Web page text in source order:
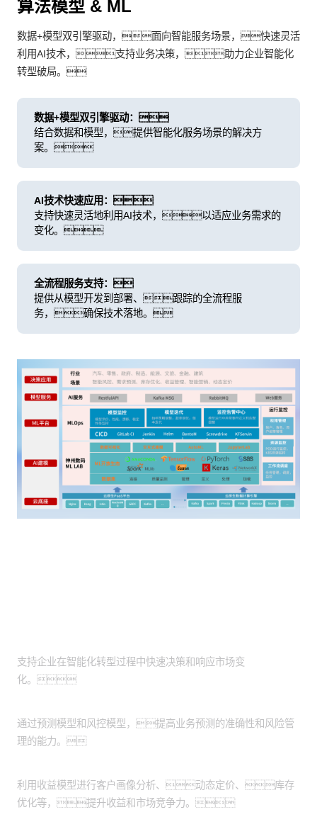
算法模型 & ML
数据+模型双引擎驱动，面向智能服务场景，快速灵活
利用AI技术，支持业务决策，助力企业智能化
转型破局。
数据+模型双引擎驱动：
结合数据和模型，提供智能化服务场景的解决方
案。
AI技术快速应用：
支持快速灵活地利用AI技术，以适应业务需求的
变化。
全流程服务支持：
提供从模型开发到部署、跟踪的全流程服
务，确保技术落地。
支持企业在智能化转型过程中快速决策和响应市场变
化。
通过预测模型和风控模型，提高业务预测的准确性和风险管
理的能力。
利用收益模型进行客户画像分析、动态定价、库存
优化等，提升收益和市场竞争力。